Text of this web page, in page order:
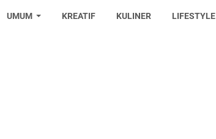
UMUM KREATIF KULINER LIFESTYLE